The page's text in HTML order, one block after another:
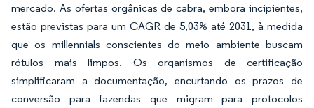
mercado. As ofertas orgânicas de cabra, embora incipientes,
estão previstas para um CAGR de 5,03% até 2031, à medida
que os millennials conscientes do meio ambiente buscam
rótulos mais limpos. Os organismos de certificação
simplificaram a documentação, encurtando os prazos de
conversão para fazendas que migram para protocolos